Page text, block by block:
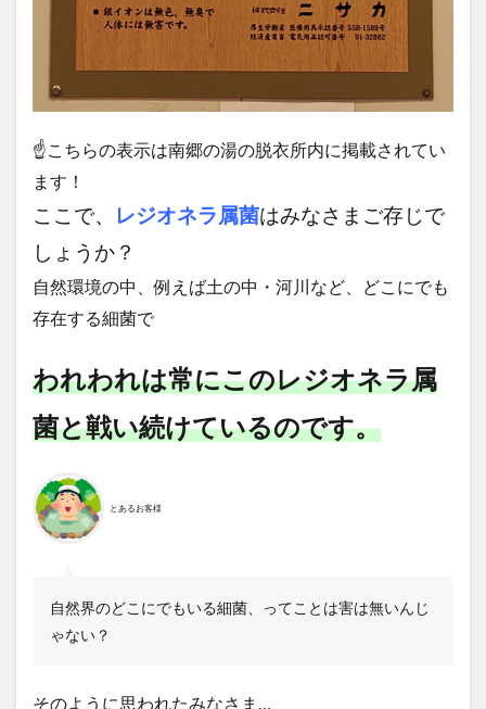
☝こちらの表示は南郷の湯の脱衣所内に掲載されてい
ます！
ここで、 レジオネラ属菌はみなさまご存じで
しょうか？
自然環境の中、例えば土の中・河川など、どこにでも
存在する細菌で
われわれは常にこのレジオネラ属
菌と戦い続けているのです。
とあるお客様
自然界のどこにでもいる細菌、ってことは害は無いんじ
ゃない？
そのように思われたみなさま…